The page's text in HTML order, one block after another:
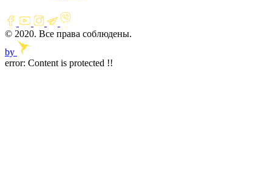
© 2020. Все права соблюдены.
by
error: Content is protected !!